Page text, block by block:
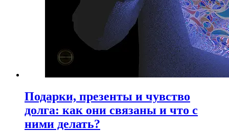
Подарки, презенты и чувство
долга: как они связаны и что с
ними делать?